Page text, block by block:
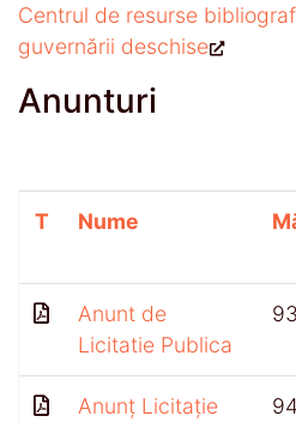
Centrul de resurse
guvernării deschise
Anunturi
T Nume
Anunt de
Licitatie Publica
Anunț Licitație